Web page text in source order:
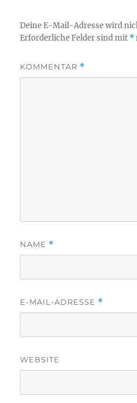
Deine E-Mail-Adresse wird
Erforderliche Felder sind mit *
KOMMENTAR *
NAME *
E-MAIL-ADRESSE *
WEBSITE